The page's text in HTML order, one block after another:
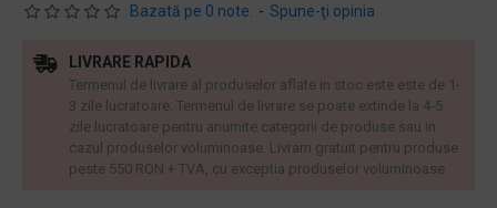
Bazată pe 0 note. - Spune-ţi opinia
LIVRARE RAPIDA
Termenul de livrare al produselor aflate in stoc este este de 1-
3 zile lucratoare. Termenul de livrare se poate extinde la 4-5
zile lucratoare pentru anumite categorii de produse sau in
cazul produselor voluminoase. Livram gratuit pentru produse
peste 550 RON + TVA, cu exceptia produselor voluminoase.